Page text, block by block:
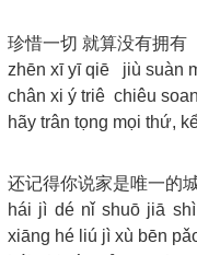
珍惜一切 就算没有拥有
zhēn xī yī qiē jiù suàn
chân xi ý triê chiêu
hãy trân tọng mọi thứ,
还记得你说家是唯一的
hái jì dé nǐ shuō jiā
xiāng hé liú jì xù bēn